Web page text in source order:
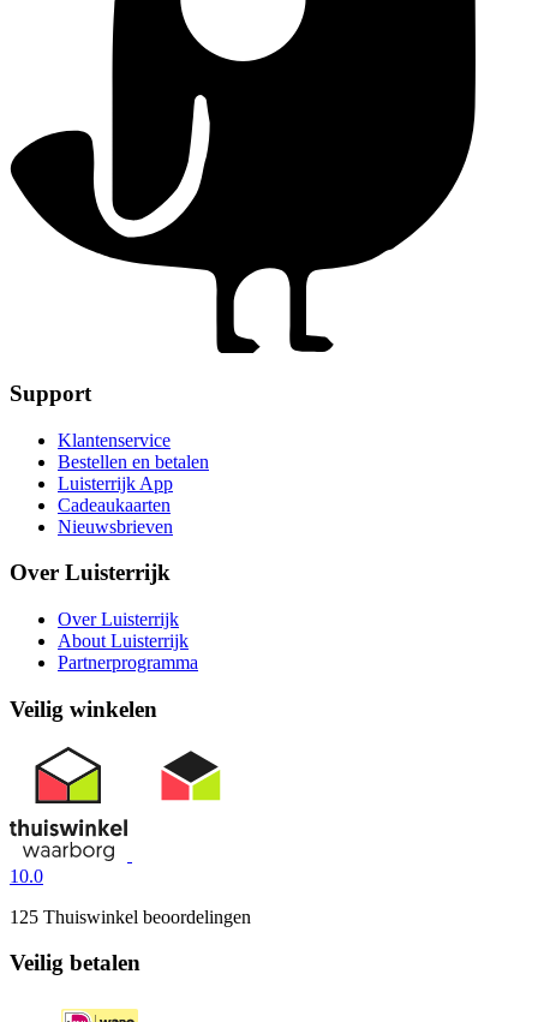
Support
Klantenservice
Bestellen en betalen
Luisterrijk App
Cadeaukaarten
Nieuwsbrieven
Over Luisterrijk
Over Luisterrijk
About Luisterrijk
Partnerprogramma
Veilig winkelen
10.0
125 Thuiswinkel beoordelingen
Veilig betalen